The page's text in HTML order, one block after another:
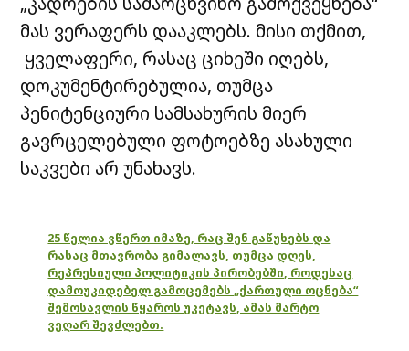
მას ვერაფერს დააკლებს. მისი თქმით,
ყველაფერი, რასაც ციხეში იღებს,
დოკუმენტირებულია, თუმცა
პენიტენციური სამსახურის მიერ
გავრცელებული ფოტოებზე ასახული
საკვები არ უნახავს.
25 წელია ვწერთ იმაზე, რაც შენ გაწუხებს და
რასაც მთავრობა გიმალავს, თუმცა დღეს,
რეპრესიული პოლიტიკის პირობებში, როდესაც
დამოუკიდებელ გამოცემებს „ქართული ოცნება“
შემოსავლის წყაროს უკეტავს, ამას მარტო
ვეღარ შევძლებთ.